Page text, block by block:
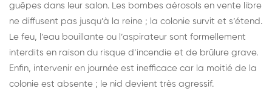
guêpes dans leur salon. Les bombes aérosols en vente libre
ne diffusent pas jusqu’à la reine ; la colonie survit et s’étend.
Le feu, l’eau bouillante ou l’aspirateur sont formellement
interdits en raison du risque d’incendie et de brûlure grave.
Enfin, intervenir en journée est inefficace car la moitié de la
colonie est absente ; le nid devient très agressif.